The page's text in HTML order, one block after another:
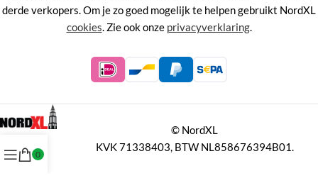
derde verkopers. Om je zo goed mogelijk te helpen gebruikt NordXL
cookies . Zie ook onze privacyverklaring.
© NordXL
KVK 71338403, BTW NL858676394B01.
0